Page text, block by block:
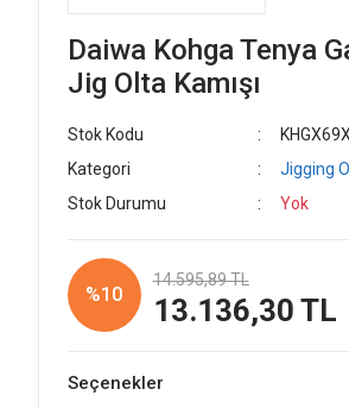
Daiwa Kohga Tenya
Jig Olta Kamışı
Stok Kodu
Kategori
Jigging
Stok Durumu
Yok
%10
14.595,89 TL
13.136,30 TL
Seçenekler